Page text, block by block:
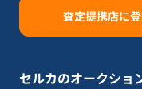
査定提携店に
セルカのオークショ